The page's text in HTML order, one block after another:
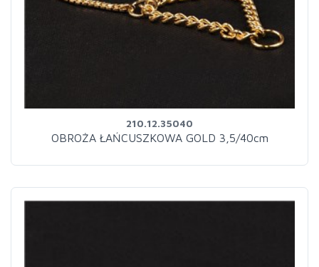
210.12.35040
OBROŻA ŁAŃCUSZKOWA GOLD 3,5/40cm